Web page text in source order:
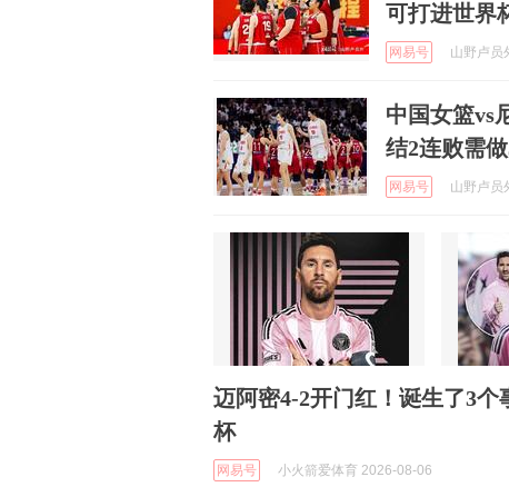
可打进世界
网易号 山野卢员
中国女篮vs
结2连败需
网易号 山野卢员
迈阿密4-2开门红！诞生了3个
杯
网易号 小火箭爱体育 2026-08-06